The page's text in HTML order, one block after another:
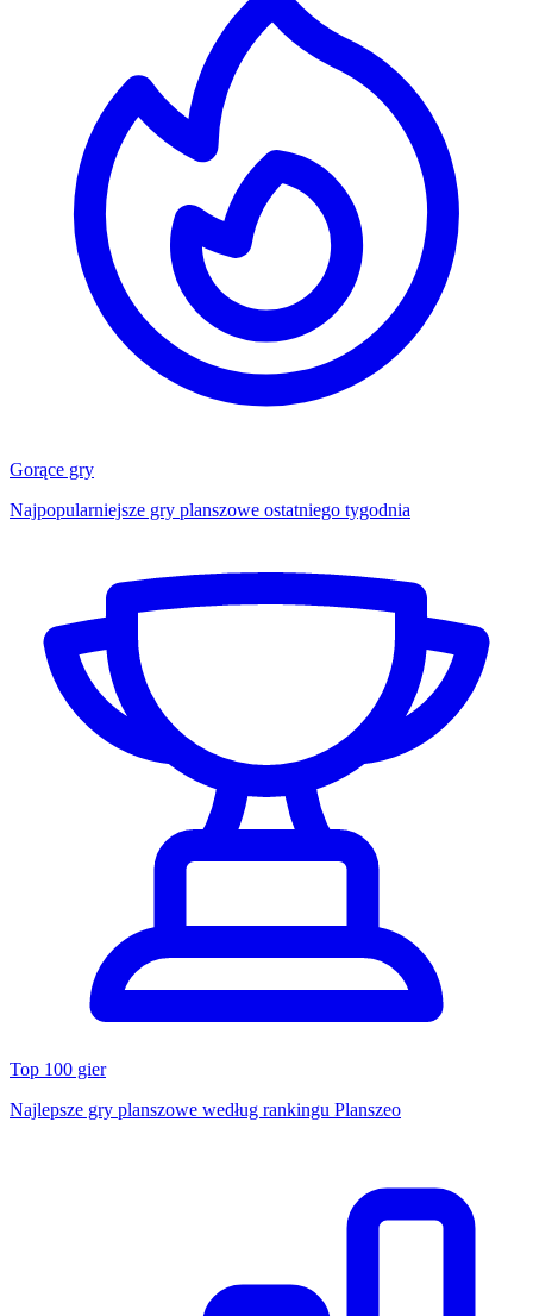
Gorące gry
Najpopularniejsze gry planszowe ostatniego tygodnia
Top 100 gier
Najlepsze gry planszowe według rankingu Planszeo